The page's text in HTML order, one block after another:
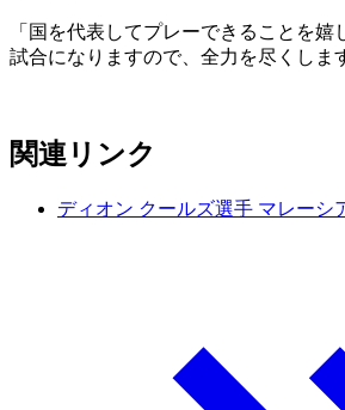
「国を代表してプレーできることを嬉
試合になりますので、全力を尽くしま
関連リンク
ディオン クールズ選手 マレーシ